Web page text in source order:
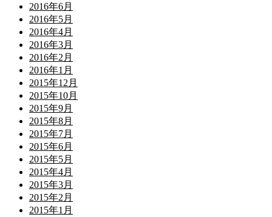
2016年6月
2016年5月
2016年4月
2016年3月
2016年2月
2016年1月
2015年12月
2015年10月
2015年9月
2015年8月
2015年7月
2015年6月
2015年5月
2015年4月
2015年3月
2015年2月
2015年1月